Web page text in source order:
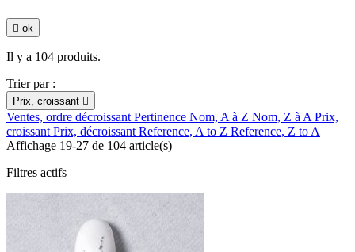
 ok
Il y a 104 produits.
Trier par :
Prix, croissant 
Ventes, ordre décroissant Pertinence Nom, A à Z Nom, Z à A Prix,
croissant Prix, décroissant Reference, A to Z Reference, Z to A
Affichage 19-27 de 104 article(s)
Filtres actifs